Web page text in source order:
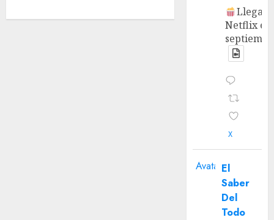
Llega a
Netflix en
X
Avatar El
Saber
Del
Todo